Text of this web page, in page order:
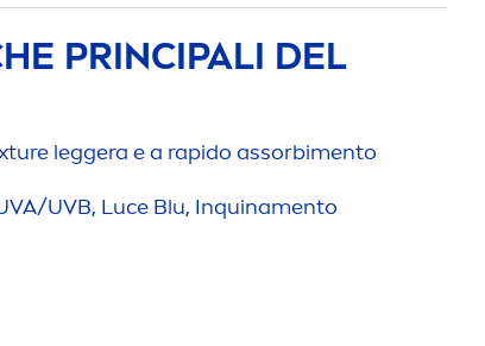
PRINCIPALI DEL
leggera e a rapido assorbimento
UVB, Luce Blu, Inquinamento